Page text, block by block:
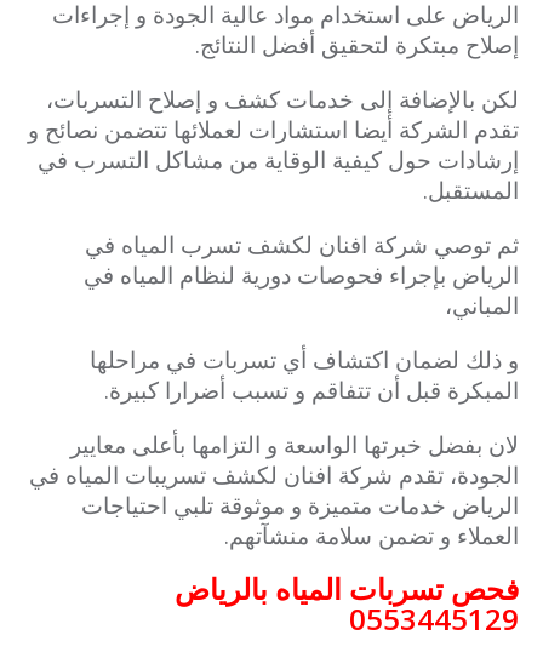
الرياض على استخدام مواد عالية الجودة و إجراءات
إصلاح مبتكرة لتحقيق أفضل النتائج.
لكن بالإضافة إلى خدمات كشف و إصلاح التسربات،
تقدم الشركة أيضا استشارات لعملائها تتضمن نصائح و
إرشادات حول كيفية الوقاية من مشاكل التسرب في
المستقبل.
ثم توصي شركة افنان لكشف تسرب المياه في
الرياض بإجراء فحوصات دورية لنظام المياه في
المباني،
و ذلك لضمان اكتشاف أي تسربات في مراحلها
المبكرة قبل أن تتفاقم و تسبب أضرارا كبيرة.
لان بفضل خبرتها الواسعة و التزامها بأعلى معايير
الجودة، تقدم شركة افنان لكشف تسريبات المياه في
الرياض خدمات متميزة و موثوقة تلبي احتياجات
العملاء و تضمن سلامة منشآتهم.
فحص تسربات المياه بالرياض
0553445129